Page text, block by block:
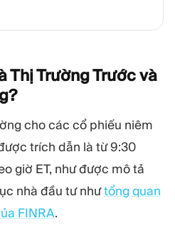
Trường Trước và
cho các cổ phiếu niêm
trích dẫn là từ 9:30
giờ ET, như được mô tả
nhà đầu tư nhưtổng quan
FINRA.